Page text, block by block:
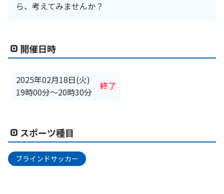
ら、考えてみませんか？
開催日時
2025年02月18日(火)
19時00分〜20時30分
終了
スポーツ種目
ブラインドサッカー